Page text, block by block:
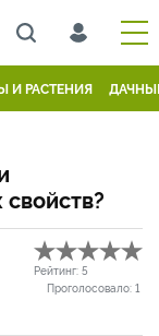
И РАСТЕНИЯ
Рейтинг: 5
Проголосовало: 1